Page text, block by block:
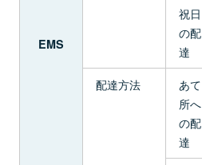
EMS
祝日
の配
達
配達方法
あて
所へ
の配
達